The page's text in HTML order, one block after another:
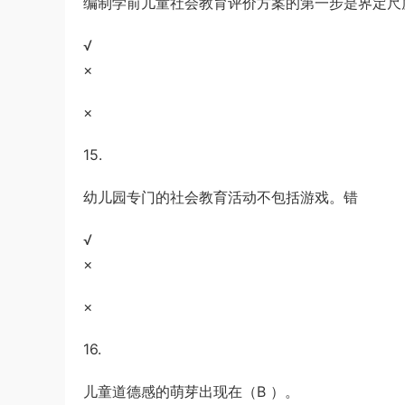
√
×
×
15.
幼儿园专门的社会教育活动不包括游戏。错
√
×
×
16.
儿童道德感的萌芽出现在（B ）。